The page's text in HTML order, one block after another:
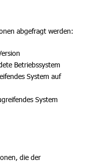
abgefragt werden:
Betriebssystem
System auf
System
die der